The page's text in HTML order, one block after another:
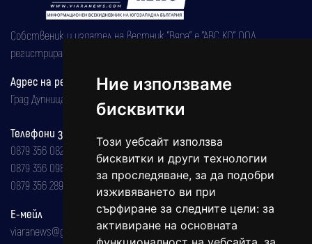
Ние използваме
бисквитки
Този уебсайт използва
бисквитки и други технологии
за проследяване, за да подобри
изживяването ви при
сърфиране за следните цели: за
активиране на основната
Собственик и издател на вестник "Вяра" е "АВС КО" ООД,
регистрирана на 08.05.2002 година.
Адрес на редакцията
Град Дупница, ул.''Христо Ботев" 43
Телефони за реклама и абонаменти
0879 356 082
0879 356 098
0879 356 289
Е-мейл
viaranews@gmail.com